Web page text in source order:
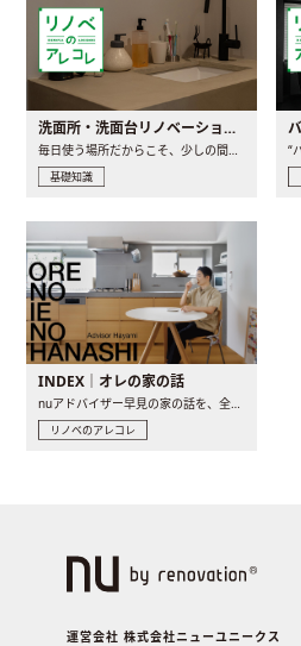
洗面所・洗面台リノベーションの事例と間取りアイデア
毎日使う場所だからこそ、少しの間取りの工夫や素材の選び方で..
基礎知識
INDEX｜オレの家の話
リノベのアレコレ
運営会社 株式会社ニューユニークス